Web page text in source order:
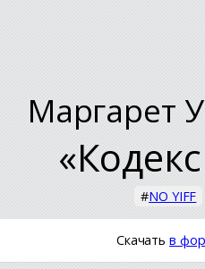
Маргарет
#NO YIFF
Скачатьв